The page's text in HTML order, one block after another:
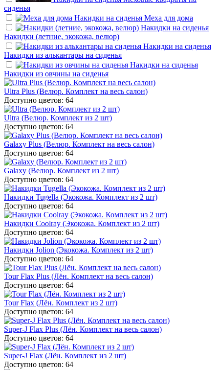
сиденья
Накидки на сиденья Меха для дома
Накидки на сиденья
Накидки (летние, экокожа, велюр)
Накидки на сиденья
Накидки из алькантары на сиденья
Накидки на сиденья
Накидки из овчины на сиденья
Ultra Plus (Велюр. Комплект на весь салон)
Доступно цветов: 64
Ultra (Велюр. Комплект из 2 шт)
Доступно цветов: 64
Galaxy Plus (Велюр. Комплект на весь салон)
Доступно цветов: 64
Galaxy (Велюр. Комплект из 2 шт)
Доступно цветов: 64
Накидки Tugella (Экокожа. Комплект из 2 шт)
Доступно цветов: 64
Накидки Coolray (Экокожа. Комплект из 2 шт)
Доступно цветов: 64
Накидки Jolion (Экокожа. Комплект из 2 шт)
Доступно цветов: 64
Tour Flax Plus (Лён. Комплект на весь салон)
Доступно цветов: 64
Tour Flax (Лён. Комплект из 2 шт)
Доступно цветов: 64
Super-J Flax Plus (Лён. Комплект на весь салон)
Доступно цветов: 64
Super-J Flax (Лён. Комплект из 2 шт)
Доступно цветов: 64